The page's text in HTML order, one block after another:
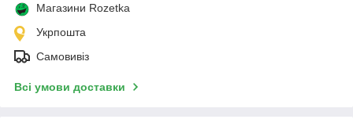
Магазини Rozetka
Укрпошта
Самовивіз
Всі умови доставки